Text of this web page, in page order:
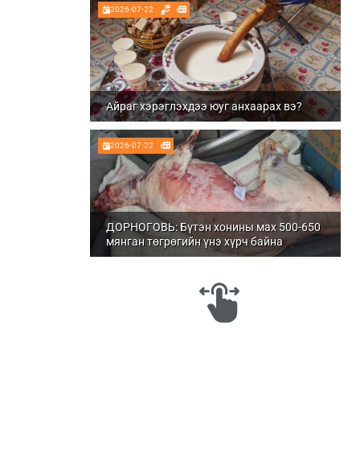
2026-07-22
Айраг хэрэглэхдээ юуг анхаарах вэ?
2026-07-22
ДОРНОГОВЬ: Бүтэн хонины мах 500-650
мянган төгрөгийн үнэ хүрч байна